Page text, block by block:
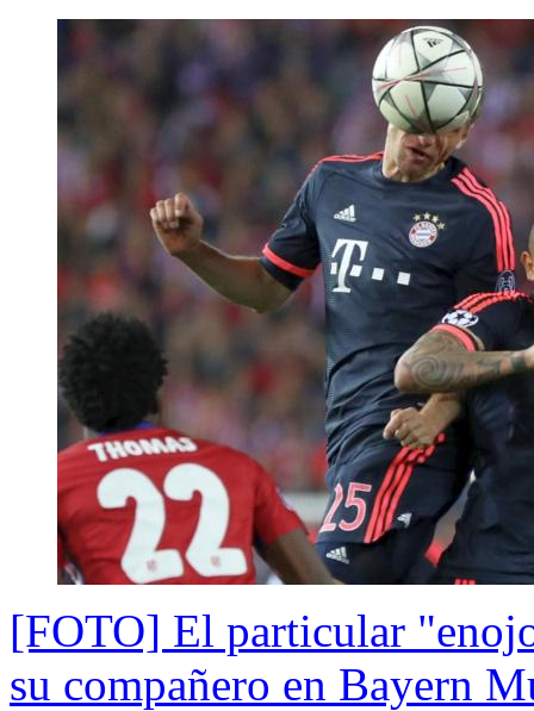
[FOTO] El particular
su compañero en Bayern